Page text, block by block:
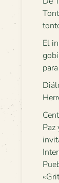
El
Paz